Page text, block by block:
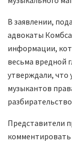
В заявлении,
адвокаты Комбса
информации,
весьма вредной
утверждали, что
музыкантов
Представители
комментировать